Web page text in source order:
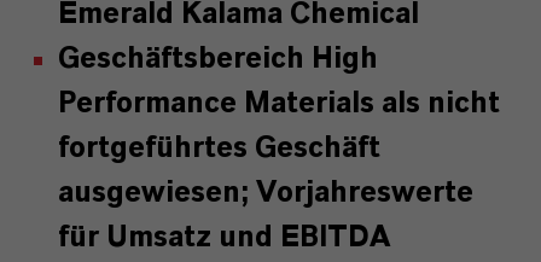
Emerald Kalama Chemical
Geschäftsbereich High
Performance Materials als nicht
fortgeführtes Geschäft
ausgewiesen; Vorjahreswerte
für Umsatz und EBITDA